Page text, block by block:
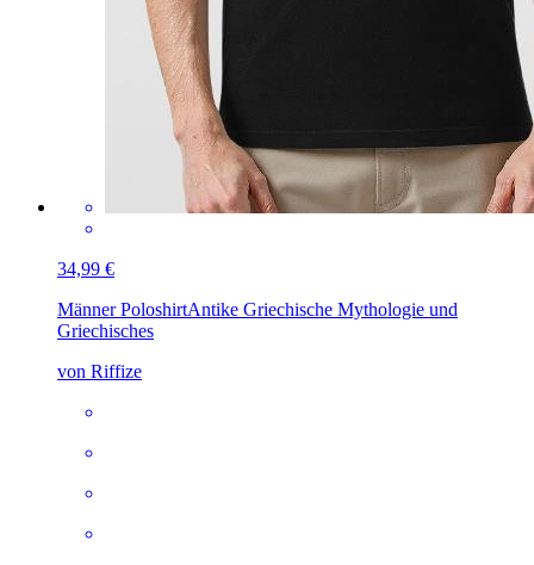
34,99 €
Männer PoloshirtAntike Griechische Mythologie und
Griechisches
von Riffize